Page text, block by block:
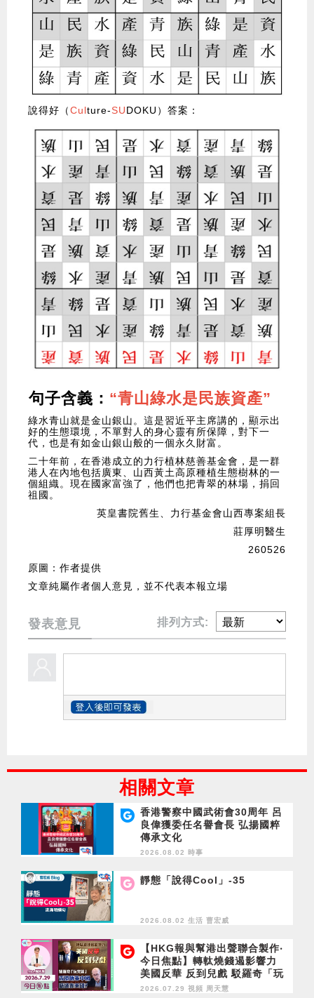
說得好（Culture-SUDOKU）答案：
句子含義： “青山綠水是民族資產”
綠水青山就是金山銀山。這是習近平主席講的，顯示出
好的生態環境，不單對人的身心靈有所保障，對下一
代，也是有如金山銀山般的一個永久財富。
二十年前，在香港成立的力行植林慈善基金會，是一群
港人在內地包括廣東、山西黃土高原種植生態樹林的一
個組織。現在國家富強了，他們也把青翠的林場，捐回
祖國。
英皇書院舊生、力行基金會山西專案組長
莊厚明醫生
260526
原圖：作者提供
文章純屬作者個人意見，並不代表本報立場
發表意見 排列方式:
相關文章
香港警察中國武術會30周年 呂
良偉獲委任名譽會長 弘揚國粹
傳承文化
2026.08.02 時事
靜態「說得Cool」-35
2026.08.02 生活 曹宏威
【HKG報與幫港出聲聯合製作‧
今日焦點】轉軚燒錢遏影響力
美國反華 反到兒戲 駁羅奇「玩
完論」 香港唔靠中國 唔通靠美
2026.07.29 視頻 周天慧